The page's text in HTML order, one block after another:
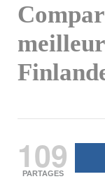
109
PARTAGES